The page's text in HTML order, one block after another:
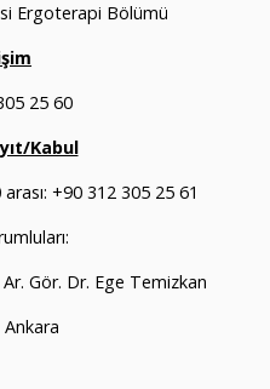
Ergoterapi Bölümü
25 60
Kabul
+90 312 305 25 61
Gör. Dr. Ege Temizkan
Ankara